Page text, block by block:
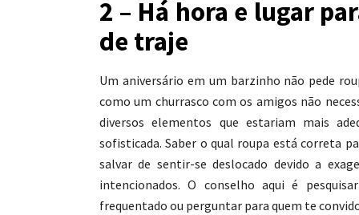
2 – Há hora e lugar
de traje
Um aniversário em um barzinho não pede
como um churrasco com os amigos não
diversos elementos que estariam mais
sofisticada. Saber o qual roupa está correta
salvar de sentir-se deslocado devido a
intencionados. O conselho aqui é
frequentado ou perguntar para quem te